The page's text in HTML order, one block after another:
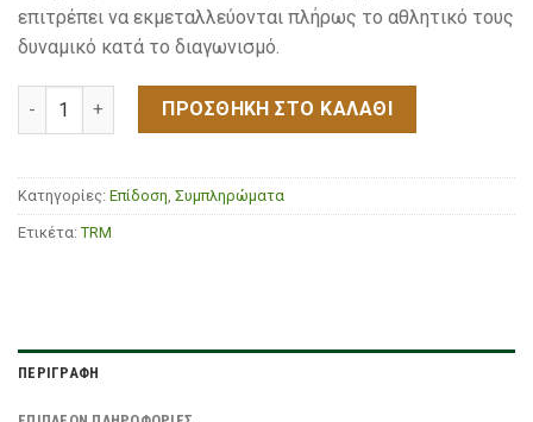
επιτρέπει να εκμεταλλεύονται πλήρως το αθλητικό τους
δυναμικό κατά το διαγωνισμό.
IRONXCELL 3,75L ποσότηταΠΡΟΣΘΉΚΗ ΣΤΟ ΚΑΛΆΘΙ
Κατηγορίες: Επίδοση, Συμπληρώματα
Ετικέτα: TRM
ΠΕΡΙΓΡΑΦΉ